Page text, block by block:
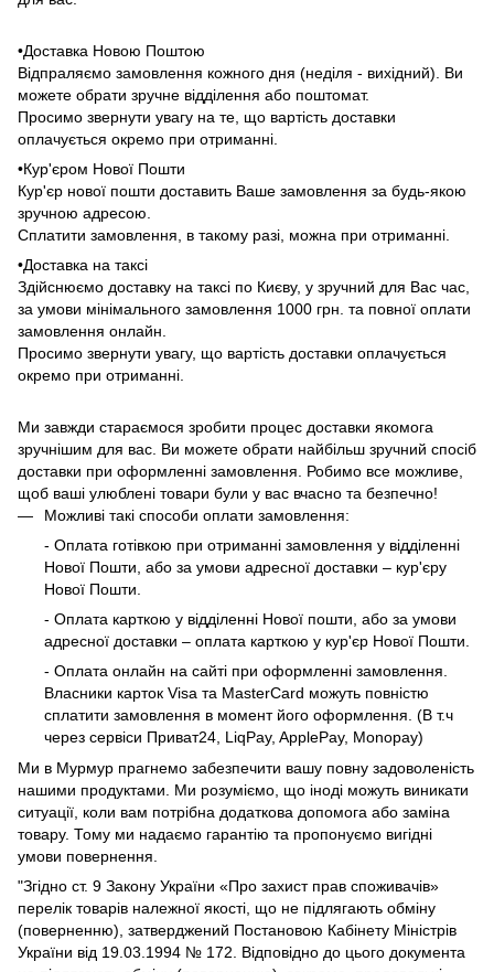
•Доставка Новою Поштою
Відпраляємо замовлення кожного дня (неділя - вихідний). Ви
можете обрати зручне відділення або поштомат.
Просимо звернути увагу на те, що вартість доставки
оплачується окремо при отриманні.
•Кур'єром Нової Пошти
Кур'єр нової пошти доставить Ваше замовлення за будь-якою
зручною адресою.
Сплатити замовлення, в такому разі, можна при отриманні.
•Доставка на таксі
Здійснюємо доставку на таксі по Києву, у зручний для Вас час,
за умови мінімального замовлення 1000 грн. та повної оплати
замовлення онлайн.
Просимо звернути увагу, що вартість доставки оплачується
окремо при отриманні.
Ми завжди стараємося зробити процес доставки якомога
зручнішим для вас. Ви можете обрати найбільш зручний спосіб
доставки при оформленні замовлення. Робимо все можливе,
щоб ваші улюблені товари були у вас вчасно та безпечно!
Можливі такі способи оплати замовлення:
- Оплата готівкою при отриманні замовлення у відділенні
Нової Пошти, або за умови адресної доставки – кур'єру
Нової Пошти.
- Оплата карткою у відділенні Нової пошти, або за умови
адресної доставки – оплата карткою у кур'єр Нової Пошти.
- Оплата онлайн на сайті при оформленні замовлення.
Власники карток Visa та MasterCard можуть повністю
сплатити замовлення в момент його оформлення. (В т.ч
через сервіси Приват24, LiqPay, ApplePay, Monopay)
Ми в Мурмур прагнемо забезпечити вашу повну задоволеність
нашими продуктами. Ми розуміємо, що іноді можуть виникати
ситуації, коли вам потрібна додаткова допомога або заміна
товару. Тому ми надаємо гарантію та пропонуємо вигідні
умови повернення.
"Згідно ст. 9 Закону України «Про захист прав споживачів»
перелік товарів належної якості, що не підлягають обміну
(поверненню), затверджений Постановою Кабінету Міністрів
України від 19.03.1994 № 172. Відповідно до цього документа